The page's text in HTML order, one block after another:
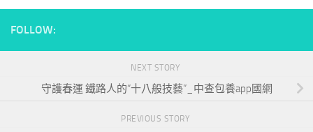
FOLLOW:
NEXT STORY
守護春運 鐵路人的“十八般技藝”_中查包養app國網
PREVIOUS STORY